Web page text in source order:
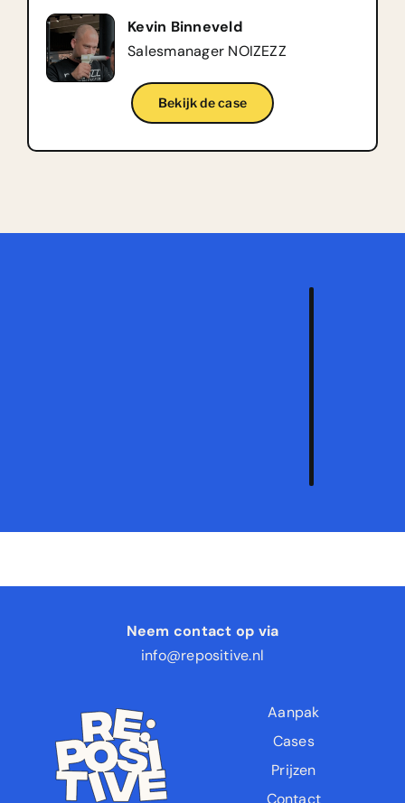
Kevin Binneveld
Salesmanager NOIZEZZ
Bekijk de case
Neem contact op via
info@repositive.nl
Aanpak
Cases
Prijzen
Contact